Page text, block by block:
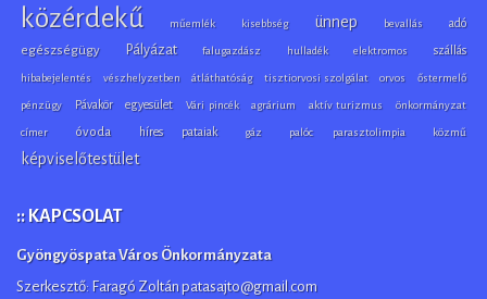
közérdekű műemlék kisebbség ünnep bevallás adó
egészségügy Pályázat falugazdász hulladék elektromos szállás
hibabejelentés vészhelyzetben átláthatóság tisztiorvosi szolgálat orvos őstermelő
pénzügy Pávakör egyesület Vári pincék agrárium aktív turizmus önkormányzat
címer óvoda híres pataiak gáz palóc parasztolimpia közmű
képviselőtestület
:: KAPCSOLAT
Gyöngyöspata Város Önkormányzata
Szerkesztő: Faragó Zoltán patasajto@gmail.com